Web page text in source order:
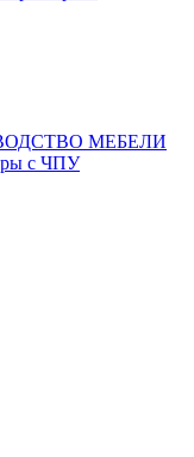
МЕБЕЛИ
с ЧПУ